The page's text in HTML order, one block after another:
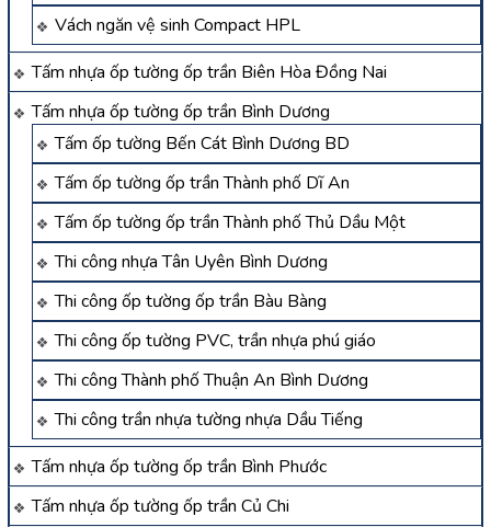
Vách ngăn vệ sinh Compact HPL
Tấm nhựa ốp tường ốp trần Biên Hòa Đồng Nai
Tấm nhựa ốp tường ốp trần Bình Dương
Tấm ốp tường Bến Cát Bình Dương BD
Tấm ốp tường ốp trần Thành phố Dĩ An
Tấm ốp tường ốp trần Thành phố Thủ Dầu Một
Thi công nhựa Tân Uyên Bình Dương
Thi công ốp tường ốp trần Bàu Bàng
Thi công ốp tường PVC, trần nhựa phú giáo
Thi công Thành phố Thuận An Bình Dương
Thi công trần nhựa tường nhựa Dầu Tiếng
Tấm nhựa ốp tường ốp trần Bình Phước
Tấm nhựa ốp tường ốp trần Củ Chi